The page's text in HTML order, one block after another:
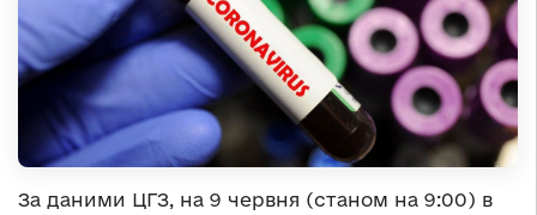
За даними ЦГЗ, на 9 червня (станом на 9:00) в